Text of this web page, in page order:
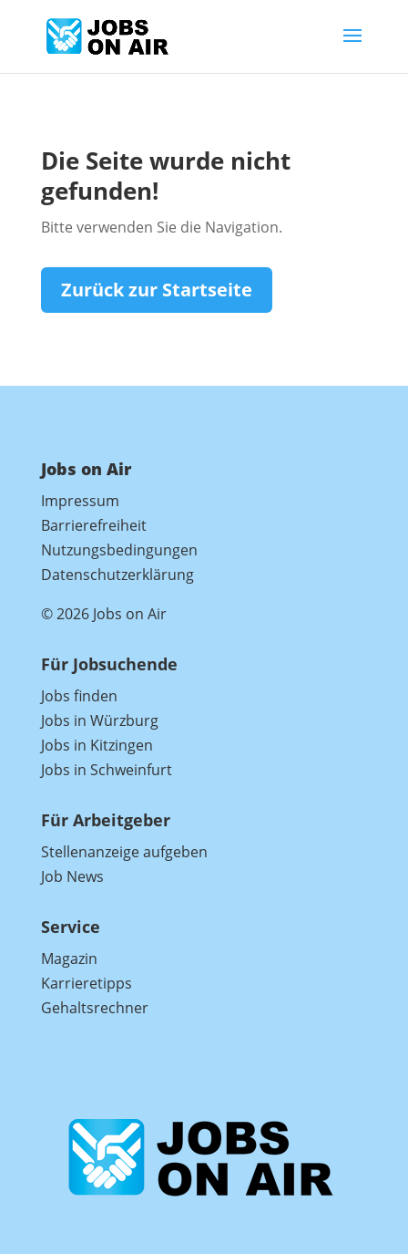
Die Seite wurde nicht
gefunden!
Bitte verwenden Sie die Navigation.
Zurück zur Startseite
Jobs on Air
Impressum
Barrierefreiheit
Nutzungsbedingungen
Datenschutzerklärung
© 2026 Jobs on Air
Für Jobsuchende
Jobs finden
Jobs in Würzburg
Jobs in Kitzingen
Jobs in Schweinfurt
Für Arbeitgeber
Stellenanzeige aufgeben
Job News
Service
Magazin
Karrieretipps
Gehaltsrechner